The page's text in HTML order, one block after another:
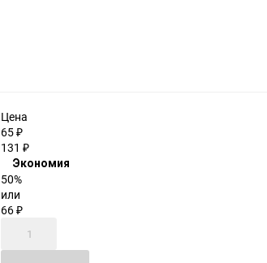
Цена
65₽
131 ₽
Экономия
50%
или
66₽